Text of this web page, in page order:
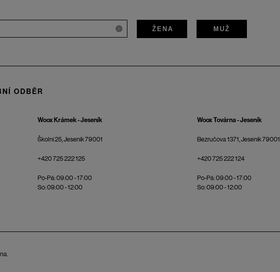
i ŽENA MUŽ
ODBĚR
Woox Krámek - Jeseník
Školní 25, Jeseník 79001
+420 725 222 125
Po-Pá: 09:00 - 17:00
So: 09:00 - 12:00
Woox Továrna - Jeseník
Bezručova 1371, Jeseník 79001
+420 725 222 124
Po-Pá: 09:00 - 17:00
So: 09:00 - 12:00